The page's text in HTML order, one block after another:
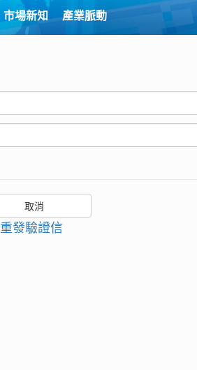
市場新知 產業脈動
重發驗證信